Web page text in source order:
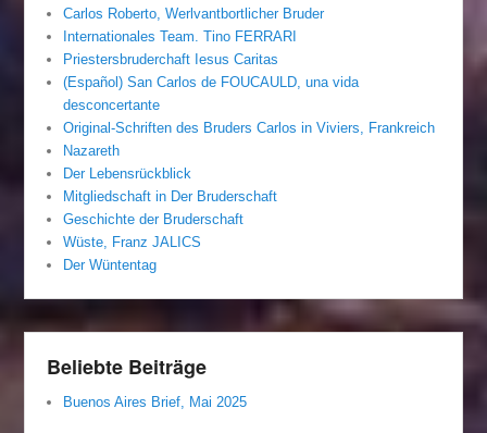
Carlos Roberto, Werlvantbortlicher Bruder
Internationales Team. Tino FERRARI
Priestersbruderchaft Iesus Caritas
(Español) San Carlos de FOUCAULD, una vida
desconcertante
Original-Schriften des Bruders Carlos in Viviers, Frankreich
Nazareth
Der Lebensrückblick
Mitgliedschaft in Der Bruderschaft
Geschichte der Bruderschaft
Wüste, Franz JALICS
Der Wüntentag
Beliebte Beiträge
Buenos Aires Brief, Mai 2025